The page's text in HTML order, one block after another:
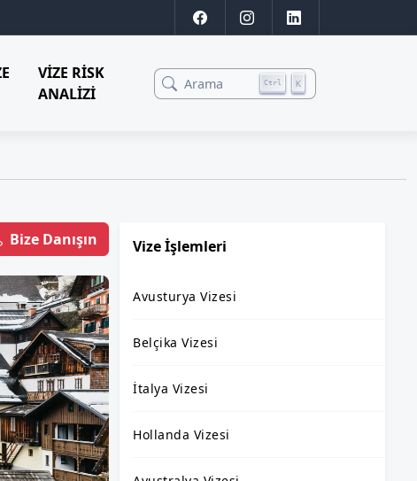
VIZE RISK
ANALIZI
Arama Ctrl K
Bize Danışın Vize İşlemleri
Avusturya Vizesi
Belçika Vizesi
İtalya Vizesi
Hollanda Vizesi